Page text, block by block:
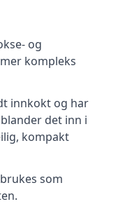
og
kompleks
innkokt og har
det inn i
kompakt
som